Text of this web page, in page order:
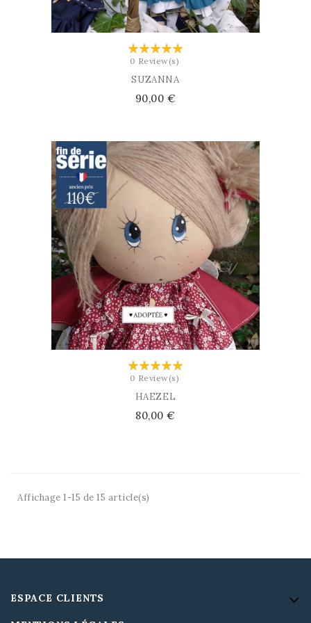
0 Review(s)
SUZANNA
Prix
90,00 €
0 Review(s)
HAEZEL
Prix
80,00 €
Affichage 1-15 de 15 article(s)
ESPACE CLIENTS